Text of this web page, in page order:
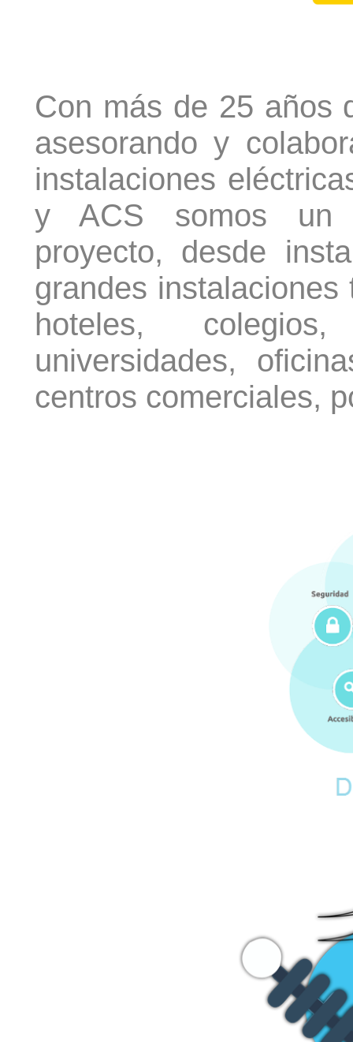
Con más de 25 años
asesorando y
instalaciones
y ACS somos un
proyecto, desde
grandes
hoteles,
universidades,
centros comerciales,